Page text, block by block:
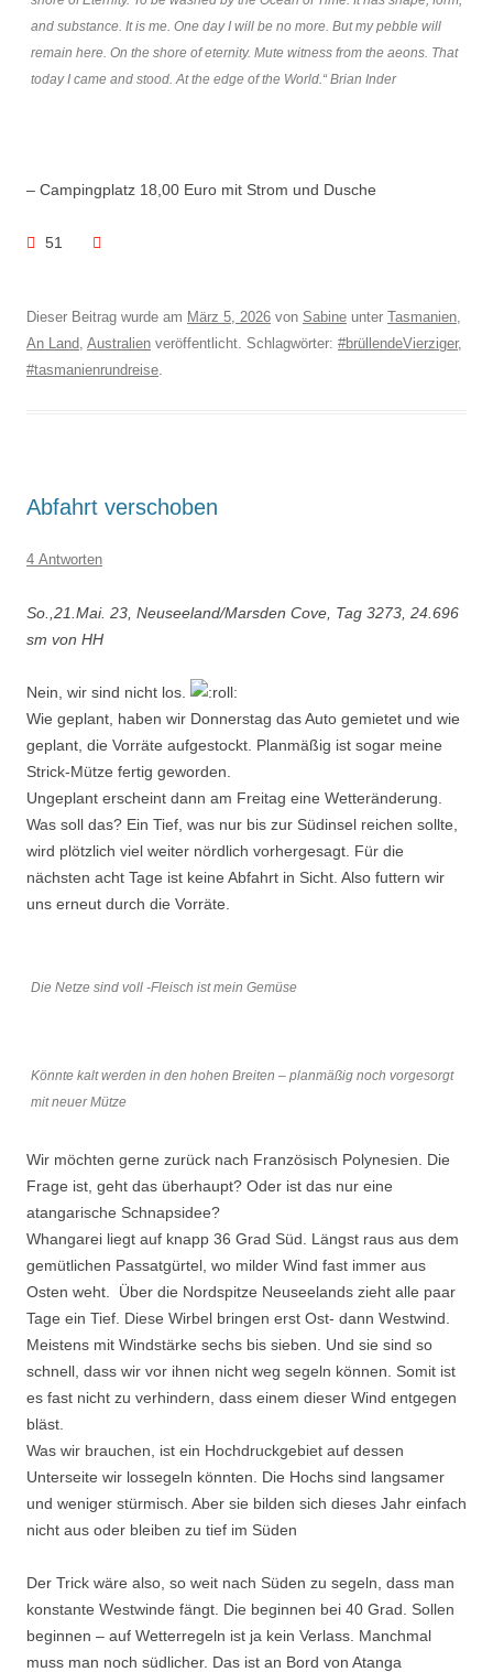
and substance. It is me. One day I will be no more. But my pebble will
remain here. On the shore of eternity. Mute witness from the aeons. That
today I came and stood. At the edge of the World.“ Brian Inder
– Campingplatz 18,00 Euro mit Strom und Dusche
51
Dieser Beitrag wurde am März 5, 2026 von Sabine unter Tasmanien,
An Land, Australien veröffentlicht. Schlagwörter: #brüllendeVierziger,
#tasmanienrundreise.
Abfahrt verschoben
4 Antworten
So.,21.Mai. 23, Neuseeland/Marsden Cove, Tag 3273, 24.696
sm von HH
Nein, wir sind nicht los.
Wie geplant, haben wir Donnerstag das Auto gemietet und wie
geplant, die Vorräte aufgestockt. Planmäßig ist sogar meine
Strick-Mütze fertig geworden.
Ungeplant erscheint dann am Freitag eine Wetteränderung.
Was soll das? Ein Tief, was nur bis zur Südinsel reichen sollte,
wird plötzlich viel weiter nördlich vorhergesagt. Für die
nächsten acht Tage ist keine Abfahrt in Sicht. Also futtern wir
uns erneut durch die Vorräte.
Die Netze sind voll -Fleisch ist mein Gemüse
Könnte kalt werden in den hohen Breiten – planmäßig noch vorgesorgt
mit neuer Mütze
Wir möchten gerne zurück nach Französisch Polynesien. Die
Frage ist, geht das überhaupt? Oder ist das nur eine
atangarische Schnapsidee?
Whangarei liegt auf knapp 36 Grad Süd. Längst raus aus dem
gemütlichen Passatgürtel, wo milder Wind fast immer aus
Osten weht. Über die Nordspitze Neuseelands zieht alle paar
Tage ein Tief. Diese Wirbel bringen erst Ost- dann Westwind.
Meistens mit Windstärke sechs bis sieben. Und sie sind so
schnell, dass wir vor ihnen nicht weg segeln können. Somit ist
es fast nicht zu verhindern, dass einem dieser Wind entgegen
bläst.
Was wir brauchen, ist ein Hochdruckgebiet auf dessen
Unterseite wir lossegeln könnten. Die Hochs sind langsamer
und weniger stürmisch. Aber sie bilden sich dieses Jahr einfach
nicht aus oder bleiben zu tief im Süden
Der Trick wäre also, so weit nach Süden zu segeln, dass man
konstante Westwinde fängt. Die beginnen bei 40 Grad. Sollen
beginnen – auf Wetterregeln ist ja kein Verlass. Manchmal
muss man noch südlicher. Das ist an Bord von Atanga